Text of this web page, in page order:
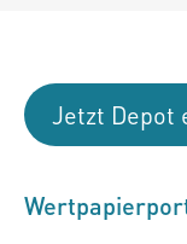
Jetzt Depot